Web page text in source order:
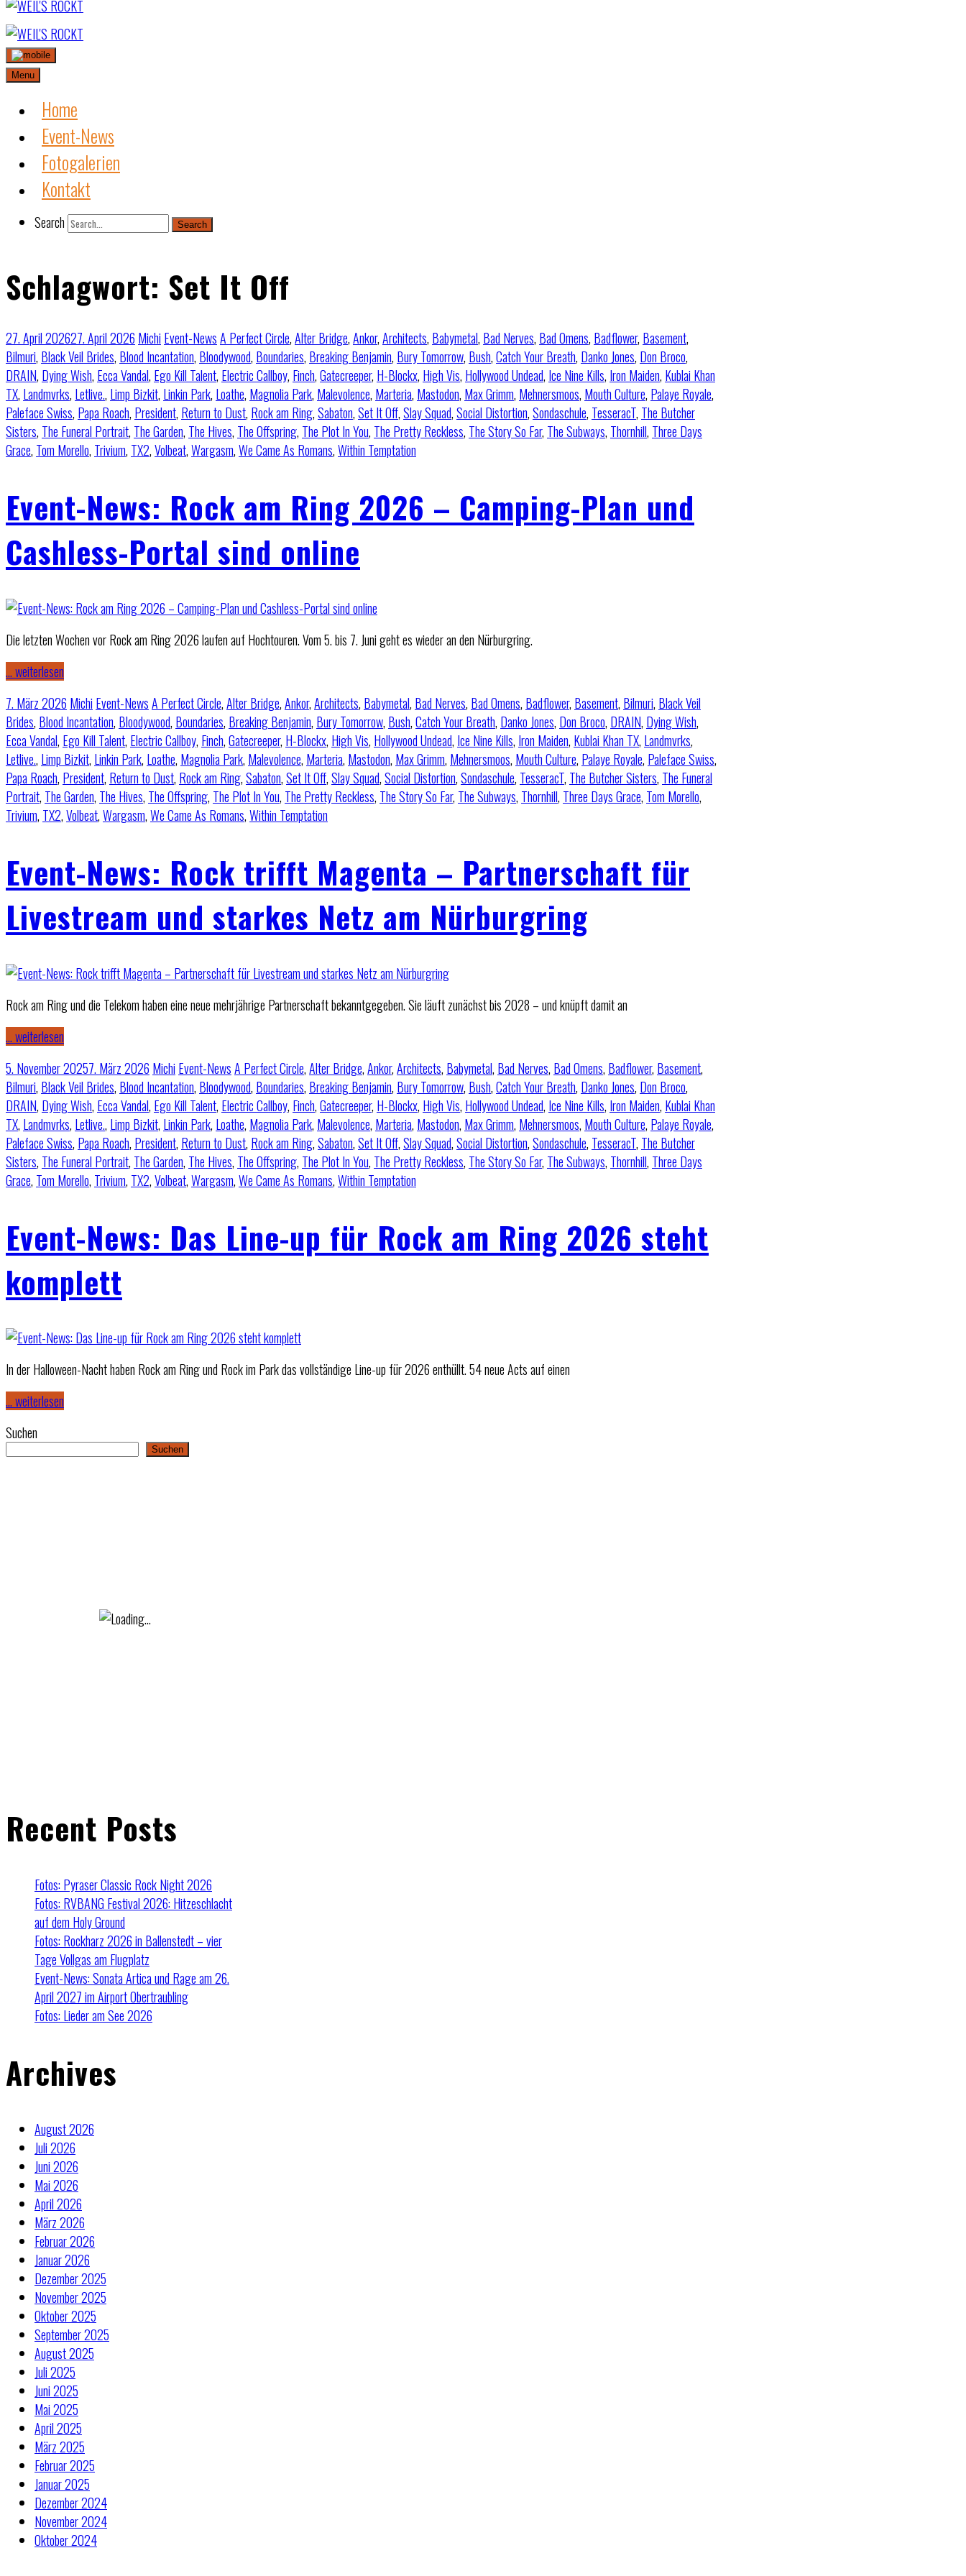
Skip
to
content
Menu
Home
Event-News
Fotogalerien
Kontakt
Search Search
Schlagwort: Set It Off
27. April 202627. April 2026 Michi Event-NewsA Perfect Circle,Alter Bridge,Ankor,Architects, Babymetal, Bad Nerves, Bad Omens, Badflower, Basement,
Bilmuri, Black Veil Brides, Blood Incantation, Bloodywood, Boundaries, Breaking Benjamin, Bury Tomorrow, Bush,Catch Your Breath, Danko Jones, Don Broco,
DRAIN, Dying Wish, Ecca Vandal, Ego Kill Talent, Electric Callboy, Finch,Gatecreeper, H-Blockx, High Vis, Hollywood Undead, Ice Nine Kills, Iron Maiden, Kublai Khan
TX, Landmvrks, Letlive., Limp Bizkit, Linkin Park, Loathe, Magnolia Park, Malevolence, Marteria, Mastodon, Max Grimm, Mehnersmoos, Mouth Culture, Palaye Royale,
Paleface Swiss, Papa Roach, President, Return to Dust, Rock am Ring,Sabaton,Set It Off,Slay Squad,Social Distortion,Sondaschule, TesseracT, The Butcher
Sisters, The Funeral Portrait, The Garden, The Hives, The Offspring, The Plot In You, The Pretty Reckless, The Story So Far, The Subways, Thornhill, Three Days
Grace, Tom Morello, Trivium, TX2,Volbeat,Wargasm,We Came As Romans,Within Temptation
Event-News: Rock am Ring 2026 – Camping-Plan und
Cashless-Portal sind online
Die letzten Wochen vor Rock am Ring 2026 laufen auf Hochtouren. Vom 5. bis 7. Juni geht es wieder an den Nürburgring.
… weiterlesen
7. März 2026 Michi Event-NewsA Perfect Circle,Alter Bridge,Ankor,Architects, Babymetal, Bad Nerves, Bad Omens, Badflower, Basement, Bilmuri, Black Veil
Brides, Blood Incantation, Bloodywood, Boundaries, Breaking Benjamin, Bury Tomorrow, Bush,Catch Your Breath, Danko Jones, Don Broco, DRAIN, Dying Wish,
Ecca Vandal, Ego Kill Talent, Electric Callboy, Finch,Gatecreeper, H-Blockx, High Vis, Hollywood Undead, Ice Nine Kills, Iron Maiden, Kublai Khan TX, Landmvrks,
Letlive., Limp Bizkit, Linkin Park, Loathe, Magnolia Park, Malevolence, Marteria, Mastodon, Max Grimm, Mehnersmoos, Mouth Culture, Palaye Royale, Paleface Swiss,
Papa Roach, President, Return to Dust, Rock am Ring,Sabaton,Set It Off,Slay Squad,Social Distortion,Sondaschule, TesseracT, The Butcher Sisters, The Funeral
Portrait, The Garden, The Hives, The Offspring, The Plot In You, The Pretty Reckless, The Story So Far, The Subways, Thornhill, Three Days Grace, Tom Morello,
Trivium, TX2,Volbeat,Wargasm,We Came As Romans,Within Temptation
Event-News: Rock trifft Magenta – Partnerschaft für
Livestream und starkes Netz am Nürburgring
Rock am Ring und die Telekom haben eine neue mehrjährige Partnerschaft bekanntgegeben. Sie läuft zunächst bis 2028 – und knüpft damit an
… weiterlesen
5. November 20257. März 2026 Michi Event-NewsA Perfect Circle,Alter Bridge,Ankor,Architects, Babymetal, Bad Nerves, Bad Omens, Badflower, Basement,
Bilmuri, Black Veil Brides, Blood Incantation, Bloodywood, Boundaries, Breaking Benjamin, Bury Tomorrow, Bush,Catch Your Breath, Danko Jones, Don Broco,
DRAIN, Dying Wish, Ecca Vandal, Ego Kill Talent, Electric Callboy, Finch,Gatecreeper, H-Blockx, High Vis, Hollywood Undead, Ice Nine Kills, Iron Maiden, Kublai Khan
TX, Landmvrks, Letlive., Limp Bizkit, Linkin Park, Loathe, Magnolia Park, Malevolence, Marteria, Mastodon, Max Grimm, Mehnersmoos, Mouth Culture, Palaye Royale,
Paleface Swiss, Papa Roach, President, Return to Dust, Rock am Ring,Sabaton,Set It Off,Slay Squad,Social Distortion,Sondaschule, TesseracT, The Butcher
Sisters, The Funeral Portrait, The Garden, The Hives, The Offspring, The Plot In You, The Pretty Reckless, The Story So Far, The Subways, Thornhill, Three Days
Grace, Tom Morello, Trivium, TX2,Volbeat,Wargasm,We Came As Romans,Within Temptation
Event-News: Das Line-up für Rock am Ring 2026 steht
komplett
In der Halloween-Nacht haben Rock am Ring und Rock im Park das vollständige Line-up für 2026 enthüllt. 54 neue Acts auf einen
… weiterlesen
Suchen
Suchen
Recent Posts
Fotos: Pyraser Classic Rock Night 2026
Fotos: RVBANG Festival 2026: Hitzeschlacht
auf dem Holy Ground
Fotos: Rockharz 2026 in Ballenstedt – vier
Tage Vollgas am Flugplatz
Event-News: Sonata Artica und Rage am 26.
April 2027 im Airport Obertraubling
Fotos: Lieder am See 2026
Archives
August 2026
Juli 2026
Juni 2026
Mai 2026
April 2026
März 2026
Februar 2026
Januar 2026
Dezember 2025
November 2025
Oktober 2025
September 2025
August 2025
Juli 2025
Juni 2025
Mai 2025
April 2025
März 2025
Februar 2025
Januar 2025
Dezember 2024
November 2024
Oktober 2024